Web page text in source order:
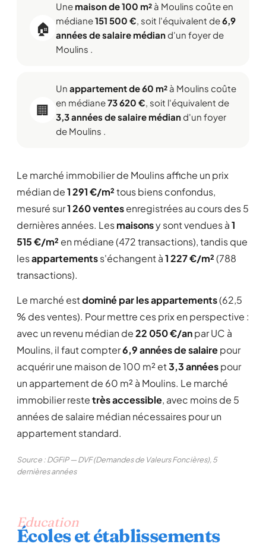
🏠
Une maison de 100 m² à Moulins coûte en
médiane151 500 €, soit l'équivalent de6,9
années de salaire médiand'un foyer de
Moulins .
🏢
Un appartement de 60 m² à Moulins coûte
en médiane73 620 €, soit l'équivalent de
3,3 années de salaire médiand'un foyer
de Moulins .
Le marché immobilier de Moulins affiche un prix
médian de1 291 €/m²tous biens confondus,
mesuré sur1 260 ventesenregistrées au cours des 5
dernières années. Lesmaisonsy sont vendues à1
515 €/m² en médiane (472 transactions), tandis que
lesappartementss'échangent à1 227 €/m²(788
transactions).
Le marché estdominé par les appartements(62,5
% des ventes). Pour mettre ces prix en perspective :
avec un revenu médian de22 050 €/anpar UC à
Moulins, il faut compter6,9 années de salairepour
acquérir une maison de 100 m² et3,3 annéespour
un appartement de 60 m² à Moulins. Le marché
immobilier restetrès accessible, avec moins de 5
années de salaire médian nécessaires pour un
appartement standard.
Source : DGFiP — DVF (Demandes de Valeurs Foncières), 5
dernières années
Education
Écoles et établissements